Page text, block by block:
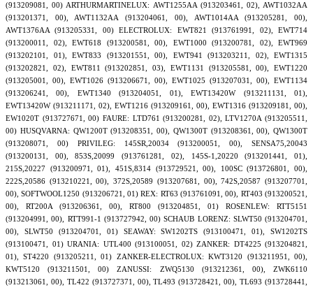
(913209081, 00) ARTHURMARTINELUX: AWT1255AA (913203461, 02), AWT1032AA
(913201371, 00), AWT1132AA (913204061, 00), AWT1014AA (913205281, 00),
AWT1376AA (913205331, 00) ELECTROLUX: EWT821 (913761991, 02), EWT714
(913200011, 02), EWT618 (913200581, 00), EWT1000 (913200781, 02), EWT969
(913202101, 01), EWT833 (913201551, 00), EWT941 (913203211, 02), EWT1315
(913202821, 02), EWT811 (913202851, 03), EWT1131 (913205581, 00), EWT1220
(913205001, 00), EWT1026 (913206671, 00), EWT1025 (913207031, 00), EWT1134
(913206241, 00), EWT1340 (913204051, 01), EWT13420W (913211131, 01),
EWT13420W (913211171, 02), EWT1216 (913209161, 00), EWT1316 (913209181, 00),
EW1020T (913727671, 00) FAURE: LTD761 (913200281, 02), LTV1270A (913205511,
00) HUSQVARNA: QW1200T (913208351, 00), QW1300T (913208361, 00), QW1300T
(913208071, 00) PRIVILEG: 145SR,20034 (913200051, 00), SENSA75,20043
(913200131, 00), 853S,20099 (913761281, 02), 145S-1,20220 (913201441, 01),
215S,20227 (913200971, 01), 451S,8314 (913729521, 00), 100SC (913726801, 00),
222S,20586 (913210221, 00), 372S,20589 (913207681, 00), 742S,20587 (913207701,
00), SOFTWOOL1250 (913206721, 01) REX: RT63 (913761091, 00), RT403 (913200521,
00), RT200A (913206361, 00), RT800 (913204851, 01) ROSENLEW: RTT5151
(913204991, 00), RTT991-1 (913727942, 00) SCHAUB LORENZ: SLWT50 (913204701,
00), SLWT50 (913204701, 01) SEAWAY: SW1202TS (913100471, 01), SW1202TS
(913100471, 01) URANIA: UTL400 (913100051, 02) ZANKER: DT4225 (913204821,
01), ST4220 (913205211, 01) ZANKER-ELECTROLUX: KWT3120 (913211951, 00),
KWT5120 (913211501, 00) ZANUSSI: ZWQ5130 (913212361, 00), ZWK6110
(913213061, 00), TL422 (913727371, 00), TL493 (913728421, 00), TL693 (913728441,